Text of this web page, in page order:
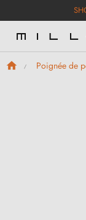
Poignée de